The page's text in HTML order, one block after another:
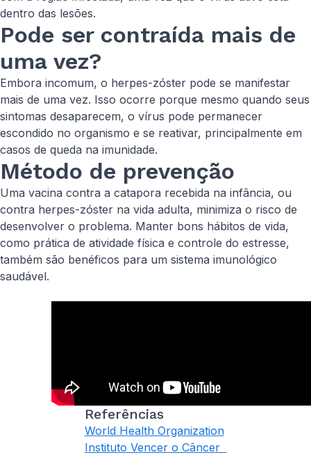
dentro das lesões.
Pode ser contraída mais de
uma vez?
Embora incomum, o herpes-zóster pode se manifestar
mais de uma vez. Isso ocorre porque mesmo quando seus
sintomas desaparecem, o vírus pode permanecer
escondido no organismo e se reativar, principalmente em
casos de queda na imunidade.
Método de prevenção
Uma vacina contra a catapora recebida na infância, ou
contra herpes-zóster na vida adulta, minimiza o risco de
desenvolver o problema. Manter bons hábitos de vida,
como prática de atividade física e controle do estresse,
também são benéficos para um sistema imunológico
saudável.
Referências
World Health Organization
Instituto Vencer o Câncer